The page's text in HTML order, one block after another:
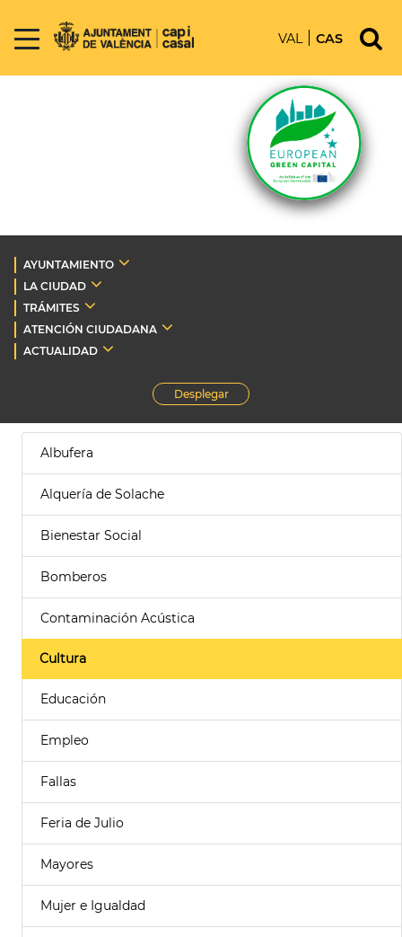
VAL CAS
AYUNTAMIENTO
LA CIUDAD
TRÁMITES
ATENCIÓN CIUDADANA
ACTUALIDAD
Desplegar
Albufera
Alquería de Solache
Bienestar Social
Bomberos
Contaminación Acústica
Cultura
Educación
Empleo
Fallas
Feria de Julio
Mayores
Mujer e Igualdad